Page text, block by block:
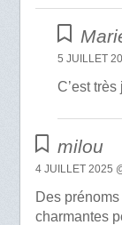
5 JUILLET
C’est
milou
4 JUILLET 2025
Des
charmantes